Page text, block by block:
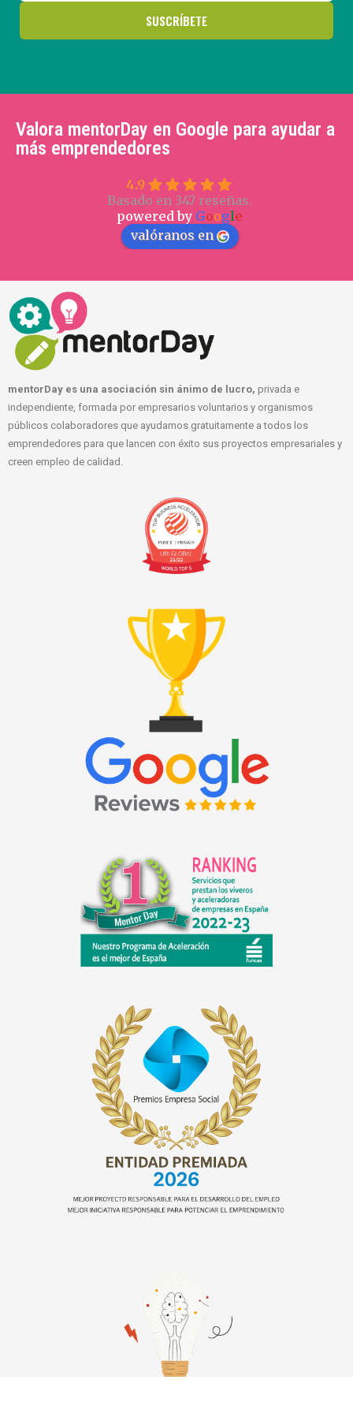
Valora mentorDay en Google para ayudar a
más emprendedores
4.9
Basado en 347 reseñas.
powered by Google
valóranos en
mentorDay es una asociación sin ánimo de lucro, privada e
independiente, formada por empresarios voluntarios y organismos
públicos colaboradores que ayudamos gratuitamente a todos los
emprendedores para que lancen con éxito sus proyectos empresariales y
creen empleo de calidad.